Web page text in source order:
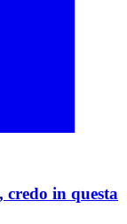
in questa